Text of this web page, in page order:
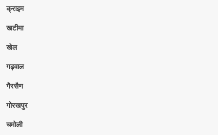
क्राइम
खटीमा
खेल
गढ़वाल
गैरसैण
गोरखपुर
चमोली